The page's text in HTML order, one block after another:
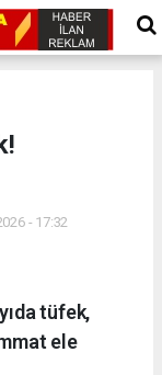
- 17:32
tüfek,
ele